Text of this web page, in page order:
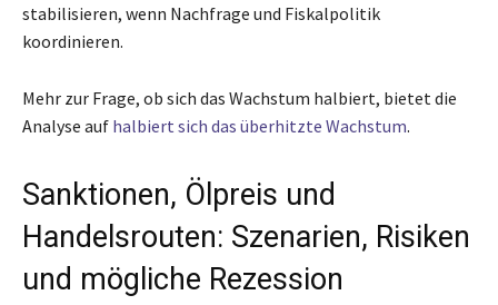
stabilisieren, wenn Nachfrage und Fiskalpolitik
koordinieren.
Mehr zur Frage, ob sich das Wachstum halbiert, bietet die
Analyse auf halbiert sich das überhitzte Wachstum.
Sanktionen, Ölpreis und
Handelsrouten: Szenarien, Risiken
und mögliche Rezession